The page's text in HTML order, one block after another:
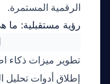
الرقمية المستمرة.
رؤية مستقبلية: ما
تطوير ميزات ذكاء
إطلاق أدوات تحليل